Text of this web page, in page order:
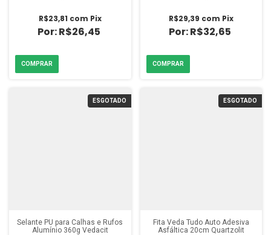
R$26,45
R$23,81 com Pix
R$32,65
R$29,39 com Pix
ESGOTADO
Selante PU para Calhas e Rufos
Alumínio 360g Vedacit
ESGOTADO
Fita Veda Tudo Auto Adesiva
Asfáltica 20cm Quartzolit